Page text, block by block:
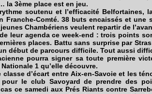
la 3ème place est en jeu.
soutenu et l’efficacité Belfortaines,
Franche-Comté. 38 buts encaissés et une
Chambériens veulent repartir de
leur agenda ce week-end : trois points
places. Battu sans surprise par
début de parcours difficile. Tout aussi
pourra signer sa toute première
1 qu’elle découvre.
classe d’écart entre Aix-en-Savoie et les
le club Savoyard de prendre des
ce samedi aux Prés Riants contre